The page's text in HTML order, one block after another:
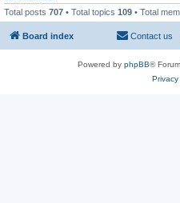
Total posts 707 • Total topics 109 • Total
Board index Contact us
Powered by phpBB®
Privacy